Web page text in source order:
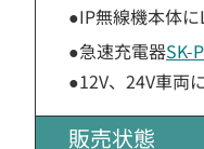
●IP無線機本体
●急速充電器SK-
●12V、24V車両
販売状態